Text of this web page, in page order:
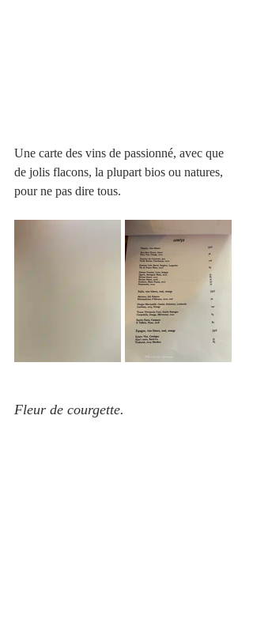
Une carte des vins de passionné, avec que
de jolis flacons, la plupart bios ou natures,
pour ne pas dire tous.
Fleur de courgette.